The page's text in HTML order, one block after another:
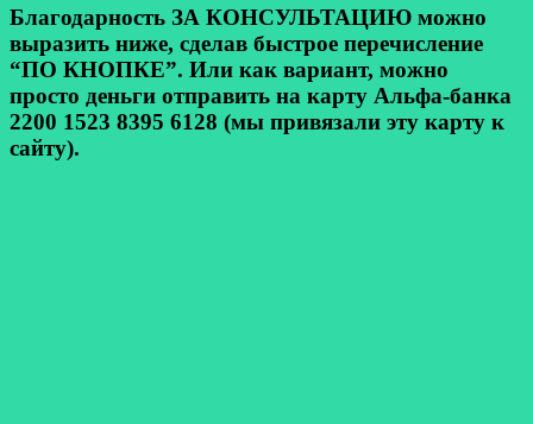
Благодарность ЗА КОНСУЛЬТАЦИЮ можно
выразить ниже, сделав быстрое перечисление
“ПО КНОПКЕ”. Или как вариант, можно
просто деньги отправить на карту Альфа-банка
2200 1523 8395 6128 (мы привязали эту карту к
сайту).